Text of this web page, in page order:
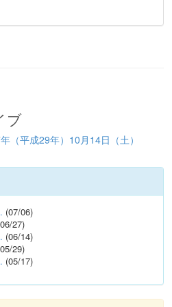
ブ
（平成29年）10月14日（土）
(07/06)
27)
(06/14)
29)
(05/17)